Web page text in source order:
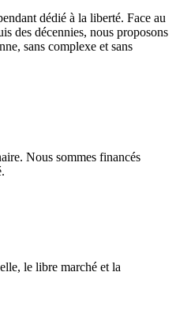
dédié à la liberté. Face au
des décennies, nous proposons
sans complexe et sans
Nous sommes financés
le libre marché et la